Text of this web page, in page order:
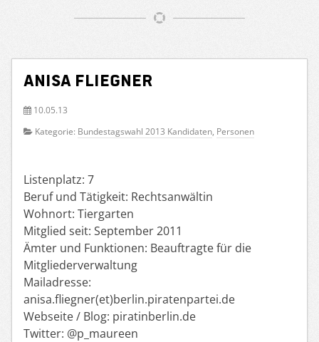
Anisa Fliegner
10.05.13
Kategorie: Bundestagswahl 2013 Kandidaten, Personen
Listenplatz: 7
Beruf und Tätigkeit: Rechtsanwältin
Wohnort: Tiergarten
Mitglied seit: September 2011
Ämter und Funktionen: Beauftragte für die
Mitgliederverwaltung
Mailadresse:
anisa.fliegner(et)berlin.piratenpartei.de
Webseite / Blog: piratinberlin.de
Twitter: @p_maureen